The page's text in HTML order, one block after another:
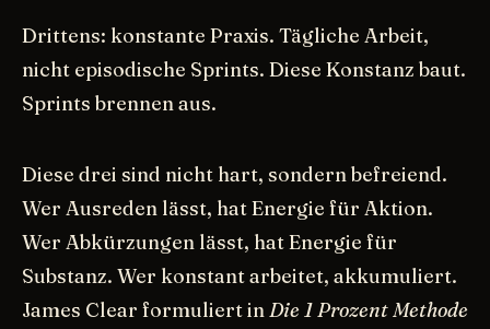
Drittens: konstante Praxis. Tägliche Arbeit,
nicht episodische Sprints. Diese Konstanz baut.
Sprints brennen aus.
Diese drei sind nicht hart, sondern befreiend.
Wer Ausreden lässt, hat Energie für Aktion.
Wer Abkürzungen lässt, hat Energie für
Substanz. Wer konstant arbeitet, akkumuliert.
James Clear formuliert in Die 1 Prozent Methode